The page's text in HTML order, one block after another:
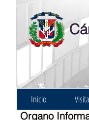
Inicio
Organo